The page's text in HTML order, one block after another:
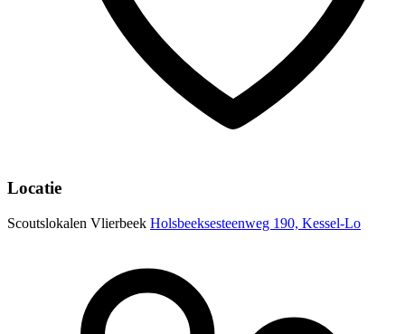
Locatie
Scoutslokalen Vlierbeek Holsbeeksesteenweg 190, Kessel-Lo